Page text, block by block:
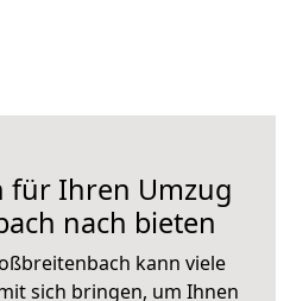
für Ihren Umzug
nach bieten
kann viele
sich bringen, um Ihnen